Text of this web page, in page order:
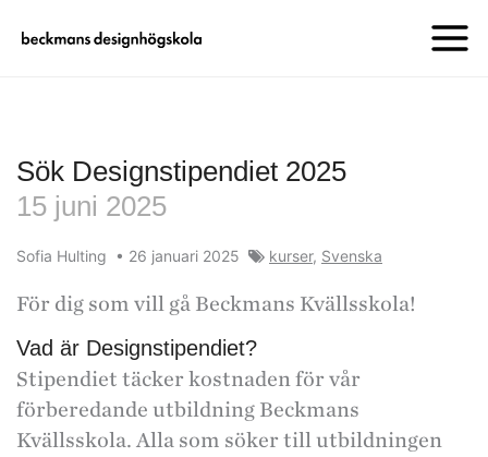
Sök Designstipendiet 2025
15 juni 2025
Sofia Hulting • 26 januari 2025 kurser, Svenska
För dig som vill gå Beckmans Kvällsskola!
Vad är Designstipendiet?
Stipendiet täcker kostnaden för vår
förberedande utbildning Beckmans
Kvällsskola. Alla som söker till utbildningen